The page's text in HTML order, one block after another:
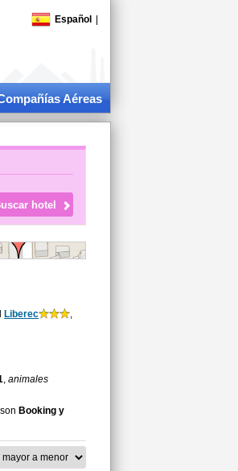
Español
Aéreas
Liberec
,
, animales
Booking y